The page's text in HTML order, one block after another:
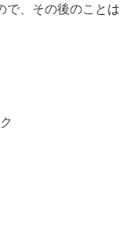
で、その後のことは